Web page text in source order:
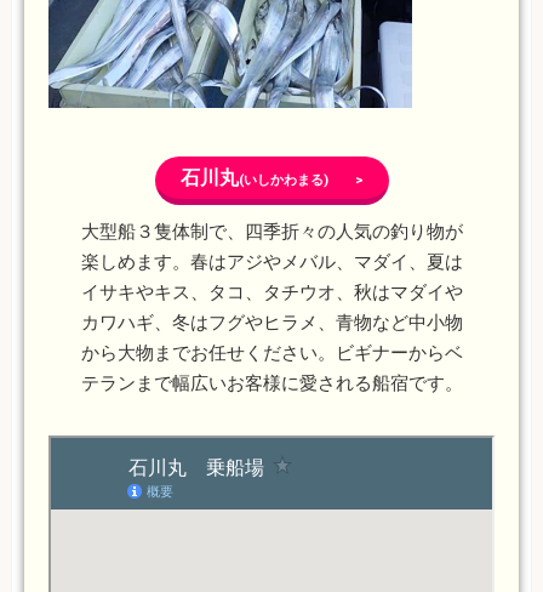
石川丸(いしかわまる) >
大型船３隻体制で、四季折々の人気の釣り物が
楽しめます。春はアジやメバル、マダイ、夏は
イサキやキス、タコ、タチウオ、秋はマダイや
カワハギ、冬はフグやヒラメ、青物など中小物
から大物までお任せください。ビギナーからベ
テランまで幅広いお客様に愛される船宿です。